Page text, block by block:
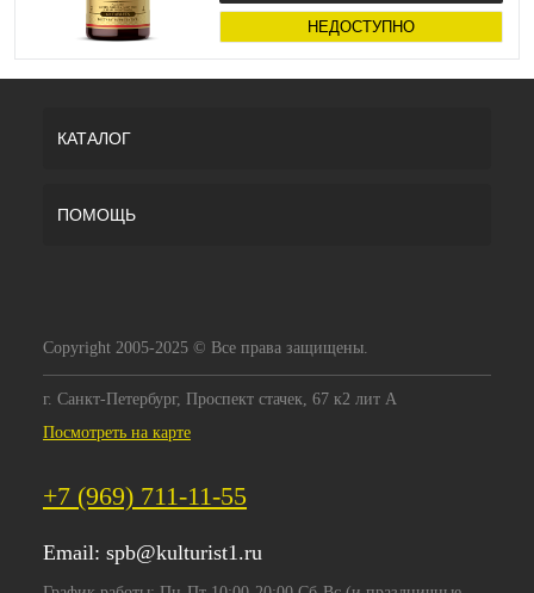
НЕДОСТУПНО
КАТАЛОГ
ПОМОЩЬ
Copyright 2005-2025 © Все права защищены.
г. Санкт-Петербург, Проспект стачек, 67 к2 лит А
Посмотреть на карте
+7 (969) 711-11-55
Email: spb@kulturist1.ru